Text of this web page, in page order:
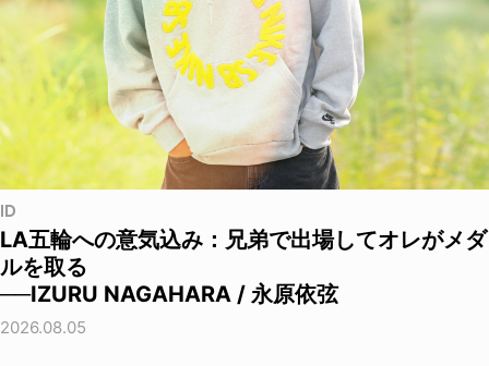
ID
LA五輪への意気込み：兄弟で出場してオレがメダ
ルを取る
──IZURU NAGAHARA / 永原依弦
2026.08.05